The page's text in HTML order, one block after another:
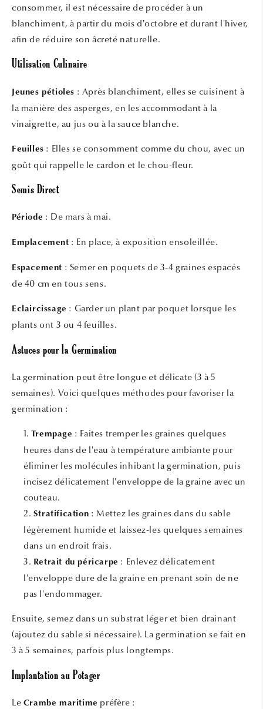
consommer, il est nécessaire de procéder à un
blanchiment, à partir du mois d’octobre et durant l'hiver,
afin de réduire son âcreté naturelle.
Utilisation Culinaire
Jeunes pétioles : Après blanchiment, elles se cuisinent à
la manière des asperges, en les accommodant à la
vinaigrette, au jus ou à la sauce blanche.
Feuilles : Elles se consomment comme du chou, avec un
goût qui rappelle le cardon et le chou-fleur.
Semis Direct
Période : De mars à mai.
Emplacement : En place, à exposition ensoleillée.
Espacement : Semer en poquets de 3-4 graines espacés
de 40 cm en tous sens.
Eclaircissage : Garder un plant par poquet lorsque les
plants ont 3 ou 4 feuilles.
Astuces pour la Germination
La germination peut être longue et délicate (3 à 5
semaines). Voici quelques méthodes pour favoriser la
germination :
Trempage : Faites tremper les graines quelques
heures dans de l'eau à température ambiante pour
éliminer les molécules inhibant la germination, puis
incisez délicatement l'enveloppe de la graine avec un
couteau.
Stratification : Mettez les graines dans du sable
légèrement humide et laissez-les quelques semaines
dans un endroit frais.
Retrait du péricarpe : Enlevez délicatement
l'enveloppe dure de la graine en prenant soin de ne
pas l'endommager.
Ensuite, semez dans un substrat léger et bien drainant
(ajoutez du sable si nécessaire). La germination se fait en
3 à 5 semaines, parfois plus longtemps.
Implantation au Potager
Le Crambe maritime préfère :